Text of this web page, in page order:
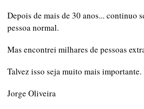
Depois de mais de 30 anos... continuo
pessoa normal.
Mas encontrei milhares de pessoas
Talvez isso seja muito mais importante.
Jorge Oliveira